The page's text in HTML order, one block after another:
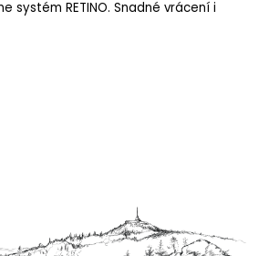
systém RETINO. Snadné vrácení i